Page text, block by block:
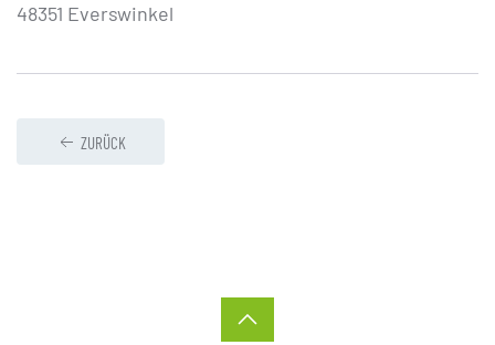
48351 Everswinkel
ZURÜCK